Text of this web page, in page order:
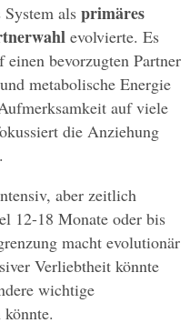
als primäres
evolvierte. Es
bevorzugten Partner
metabolische Energie
auf viele
die Anziehung
aber zeitlich
12-18 Monate oder bis
macht evolutionär
Verliebtheit könnte
wichtige